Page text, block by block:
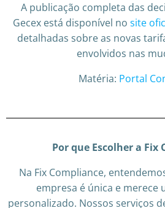
A publicação completa das
Gecex está disponível no site
detalhadas sobre as novas
envolvidos nas
Matéria: Portal
Por que Escolher a Fix
Na Fix Compliance,
empresa é única e merece
personalizado. Nossos serviços